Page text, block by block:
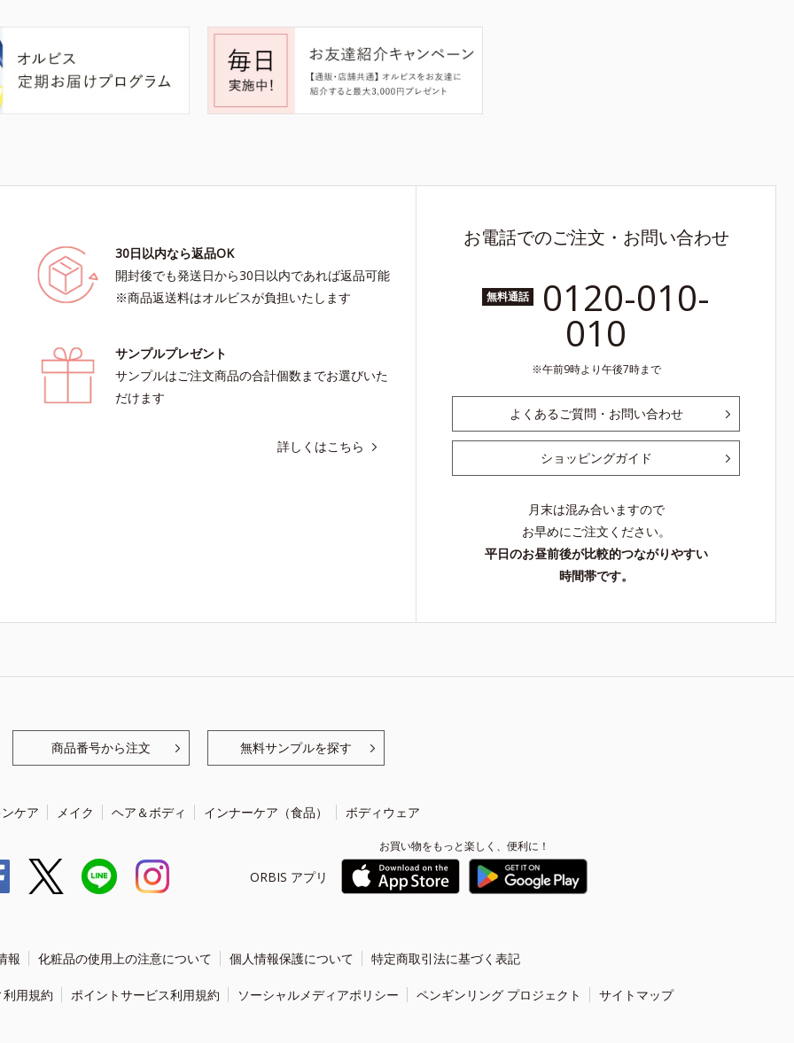
30日以内なら返品OK
開封後でも発送日から30日以内であれば返品可能
※商品返送料はオルビスが負担いたします
サンプルプレゼント
サンプルはご注文商品の合計個数までお選びいた
だけます
詳しくはこちら
お電話でのご注文・お問い合わせ
無料通話 0120-010-
010
午前9時より午後7時まで
よくあるご質問・お問い合わせ
ショッピングガイド
月末は混み合いますので
お早めにご注文ください。
平日のお昼前後が比較的つながりやすい
時間帯です。
商品番号から注文 無料サンプルを探す
ケア メイク ヘア＆ボディ インナーケア（食品） ボディウェア
ORBIS アプリ
お買い物をもっと楽しく、便利に！
報 化粧品の使用上の注意について 個人情報保護について 特定商取引法に基づく表記
用規約 ポイントサービス利用規約 ソーシャルメディアポリシー ペンギンリング プロジェクト サイトマップ